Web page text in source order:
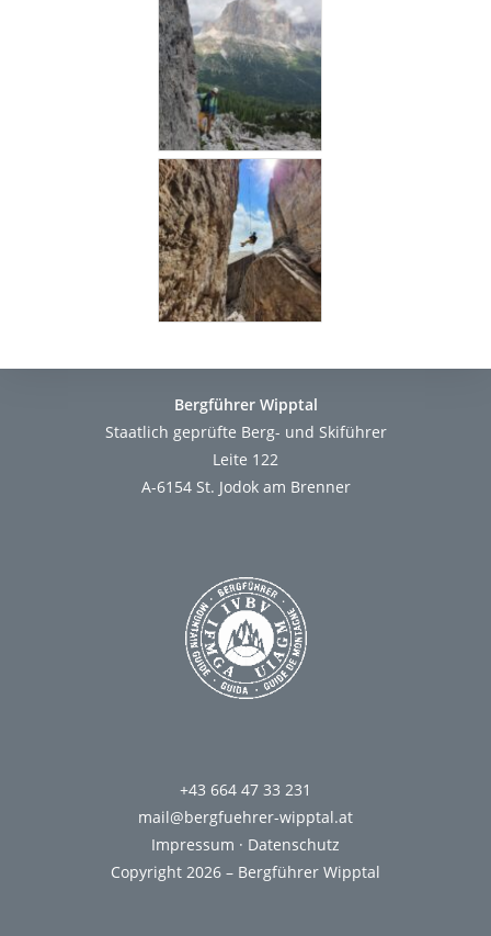
Bergführer Wipptal
Staatlich geprüfte Berg- und Skiführer
Leite 122
A-6154 St. Jodok am Brenner
+43 664 47 33 231
mail@bergfuehrer-wipptal.at
Impressum · Datenschutz
Copyright 2026 – Bergführer Wipptal